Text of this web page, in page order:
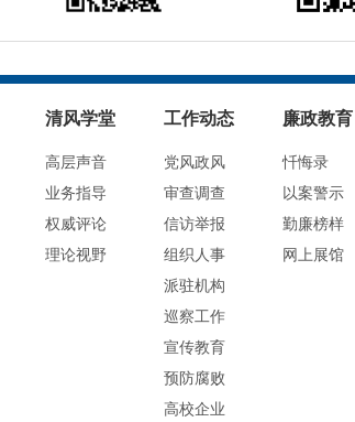
清风学堂
高层声音
业务指导
权威评论
理论视野
工作动态
党风政风
审查调查
信访举报
组织人事
派驻机构
巡察工作
宣传教育
预防腐败
高校企业
廉政教育
忏悔录
以案警示
勤廉榜样
网上展馆